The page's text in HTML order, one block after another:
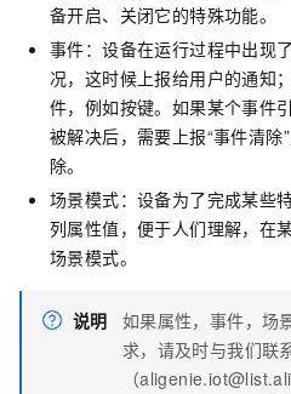
备开启、关闭它的特殊功能。
事件：设备在运行过程中出现
况，这时候上报给用户的通知
件，例如按键。如果某个事件
被解决后，需要上报“事件清
除。
场景模式：设备为了完成某些
列属性值，便于人们理解，在
场景模式。
说明
如果属性，事件，场
求，请及时与我们联
（